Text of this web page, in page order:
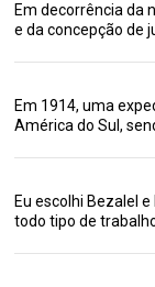
Em decorrência da
e da concepção de
Em 1914, uma
América do Sul,
Eu escolhi Bezalel
todo tipo de